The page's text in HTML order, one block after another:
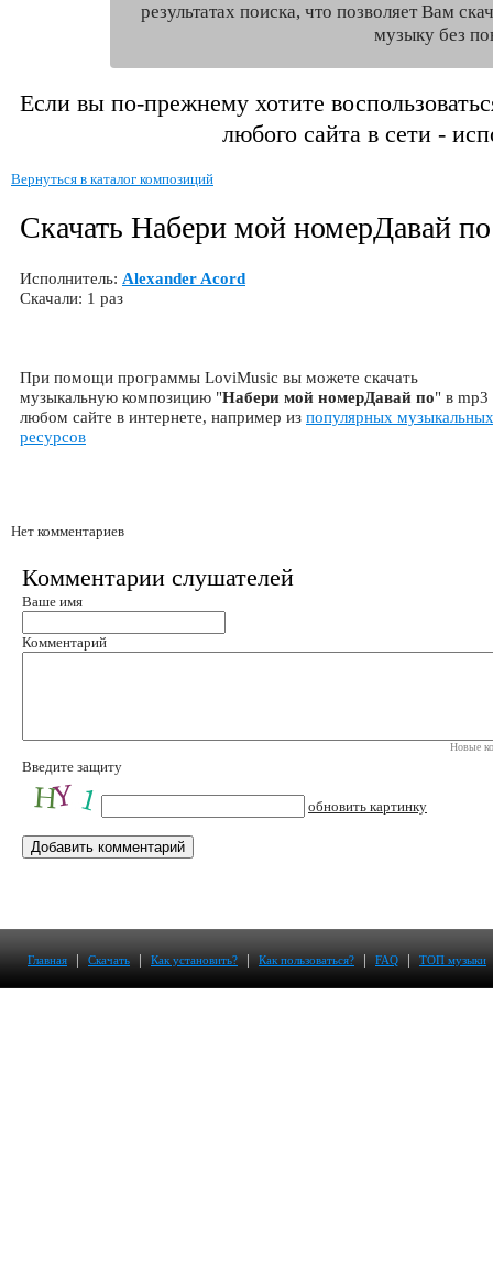
результатах поиска, что позволяет Вам
музыку без
Если вы по-прежнему хотите
любого сайта в сети -
Вернуться в каталог композиций
Скачать Набери мой номерДавай по
Исполнитель: Alexander Acord
Скачали: 1 раз
При помощи программы LoviMusic вы можете скачать
музыкальную композицию "Набери мой номерДавай по" в mp3
любом сайте в интернете, например из популярных музыкальных
ресурсов
Нет комментариев
Комментарии слушателей
Ваше имя
Комментарий
Новые
Введите защиту
обновить картинку
Главная | Скачать | Как установить? | Как пользоваться? | FAQ | ТОП музыки